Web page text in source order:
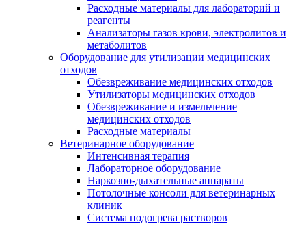
Расходные материалы для лабораторий и
реагенты
Анализаторы газов крови, электролитов и
метаболитов
Оборудование для утилизации медицинских
отходов
Обезвреживание медицинских отходов
Утилизаторы медицинских отходов
Обезвреживание и измельчение
медицинских отходов
Расходные материалы
Ветеринарное оборудование
Интенсивная терапия
Лабораторное оборудование
Наркозно-дыхательные аппараты
Потолочные консоли для ветеринарных
клиник
Система подогрева растворов